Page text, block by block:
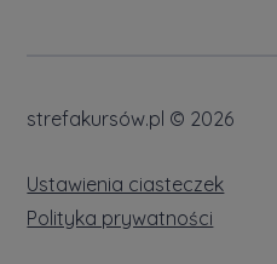
strefakursów.pl © 2026
Ustawienia ciasteczek
Polityka prywatności